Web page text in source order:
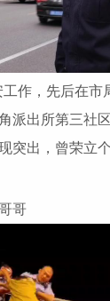
作，先后在市
派出所第三社
突出，曾荣立
哥